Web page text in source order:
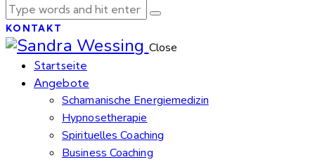
KONTAKT
Close
Startseite
Angebote
Schamanische Energiemedizin
Hypnosetherapie
Spirituelles Coaching
Business Coaching